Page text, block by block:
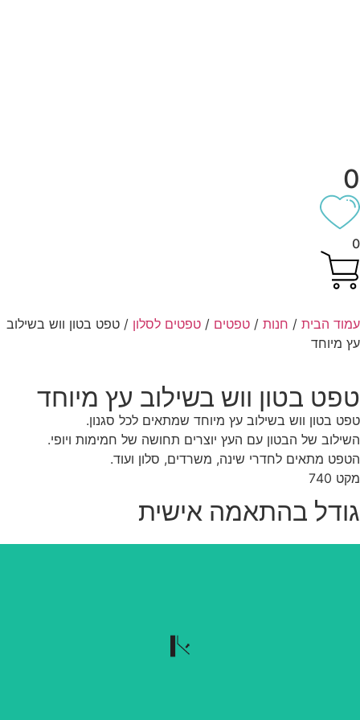
הבית/ חנות/ טפטים/ טפטים לסלון/ טפט בטון ווש בשילוב
מיוחד
בטון ווש בשילוב עץ מיוחד
בטון ווש בשילוב עץ מיוחד שמתאים לכל סגנון.
של הבטון עם העץ יוצרים תחושה של חמימות ויופי.
מתאים לחדרי שינה, משרדים, סלון ועוד.
740
בהתאמה אישית
נשלף בקלות